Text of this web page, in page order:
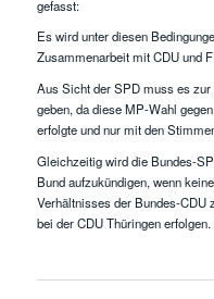
gefasst:
Es wird unter diesen
Zusammenarbeit mit CDU und
Aus Sicht der SPD muss es
geben, da diese MP-Wahl
erfolgte und nur mit den
Gleichzeitig wird die Bundes-
Bund aufzukündigen, wenn
Verhältnisses der Bundes-CDU
bei der CDU Thüringen erfolgen.